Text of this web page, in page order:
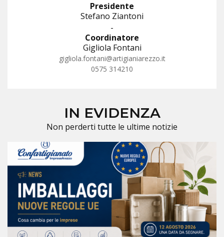
Presidente
Stefano Ziantoni
-
Coordinatore
Gigliola Fontani
gigliola.fontani@artigianiarezzo.it
0575 314210
IN EVIDENZA
Non perderti tutte le ultime notizie